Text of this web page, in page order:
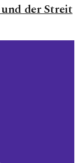
der Streit